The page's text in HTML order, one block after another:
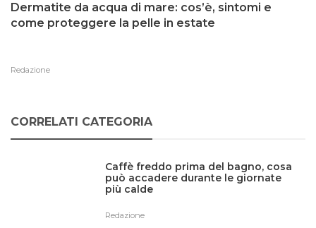
Dermatite da acqua di mare: cos’è, sintomi e
come proteggere la pelle in estate
Redazione
CORRELATI CATEGORIA
Caffè freddo prima del bagno, cosa
può accadere durante le giornate
più calde
Redazione